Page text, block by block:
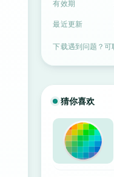
有效期
最近更新
下载遇到问题？
猜你喜欢